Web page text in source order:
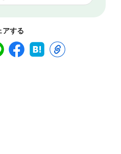
アする